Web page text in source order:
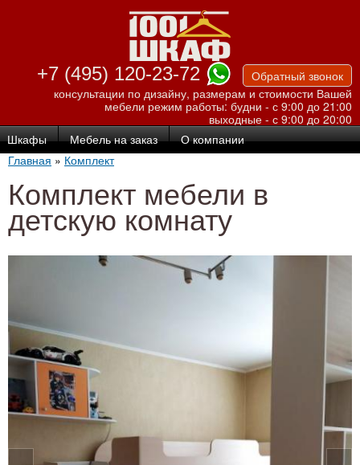
Перейти к
основному
содержанию
+7 (495) 120-23-72
Обратный звонок
консультации по дизайну, размерам и стоимости Вашей
мебели режим работы: будни - с 9:00 до 21:00
выходные - с 9:00 до 20:00
Шкафы Мебель на заказ О компании
Главная » Комплект
Комплект мебели в
детскую комнату